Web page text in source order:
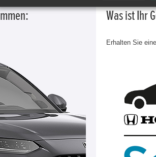
Was ist Ihr
Erhalten Sie